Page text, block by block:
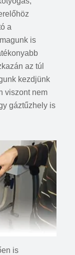
a
is
az túl
kezdjünk
viszont nem
gáztűzhely is
is